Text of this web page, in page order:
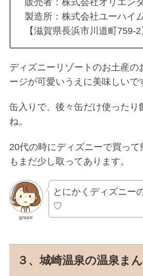
販売者：株式会社オリエン
製造所：株式会社ユーハイ
【滋賀県長浜市川道町759-2
ディズニーリゾートのお土産の
ージが可愛いうえに美味しいで
缶入りで、後々缶だけ使ったり
ね。
20代の時にディズニーで買っ
もまだ少し取ってあります。
grape
とにかくディズニー
♡
３、城崎温泉の温泉ま